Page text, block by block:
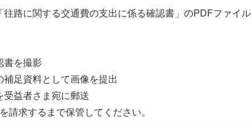
往路に関する交通費の支出に係る確認書」のPDFファイ
書を撮影
足資料として画像を提出
益者さま宛に郵送
請求するまで保管してください。